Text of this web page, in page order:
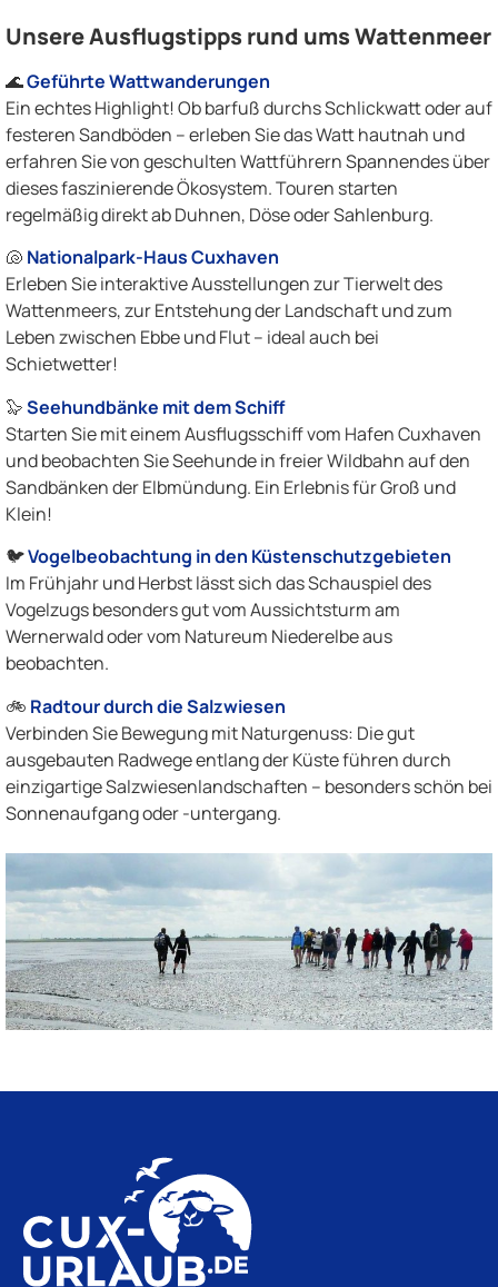
Unsere Ausflugstipps rund ums Wattenmeer
🌊Geführte Wattwanderungen
Ein echtes Highlight! Ob barfuß durchs Schlickwatt oder auf
festeren Sandböden – erleben Sie das Watt hautnah und
erfahren Sie von geschulten Wattführern Spannendes über
dieses faszinierende Ökosystem. Touren starten
regelmäßig direkt ab Duhnen, Döse oder Sahlenburg.
🐚 Nationalpark-Haus Cuxhaven
Erleben Sie interaktive Ausstellungen zur Tierwelt des
Wattenmeers, zur Entstehung der Landschaft und zum
Leben zwischen Ebbe und Flut – ideal auch bei
Schietwetter!
🦭Seehundbänke mit dem Schiff
Starten Sie mit einem Ausflugsschiff vom Hafen Cuxhaven
und beobachten Sie Seehunde in freier Wildbahn auf den
Sandbänken der Elbmündung. Ein Erlebnis für Groß und
Klein!
🐦Vogelbeobachtung in den Küstenschutzgebieten
Im Frühjahr und Herbst lässt sich das Schauspiel des
Vogelzugs besonders gut vom Aussichtsturm am
Wernerwald oder vom Natureum Niederelbe aus
beobachten.
🚲 Radtour durch die Salzwiesen
Verbinden Sie Bewegung mit Naturgenuss: Die gut
ausgebauten Radwege entlang der Küste führen durch
einzigartige Salzwiesenlandschaften – besonders schön bei
Sonnenaufgang oder -untergang.